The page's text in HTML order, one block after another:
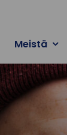
Meistä